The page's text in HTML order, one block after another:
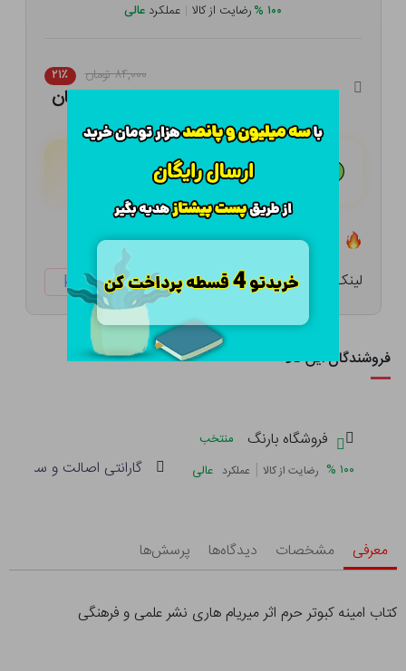
۱۰۰ %رضایت از کالا | عملکرد عالی
۸۴,۰۰۰ تومان ۲۱٪
۶۶,۳۶۰ تومان
هـر قسط با تــرب‌پــی:
تعداد ۵ عدد در انبار موجود است
لینک کوتاه: ketabtala.com/sbp-9878
فروشندگان این کالا
فروشگاه بارنگ
منتخب
۱۰۰ % رضایت از کالا | عملکرد عالی گارانتی اصالت و سلامت
معرفی مشخصات دیدگاه‌ها پرسش‌ها
کتاب امینه کبوتر حرم اثر میریام هاری نشر علمی و فرهنگی